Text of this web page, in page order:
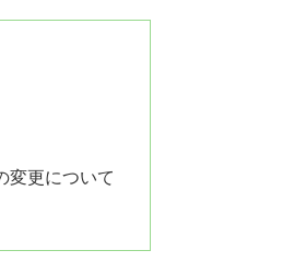
変更について